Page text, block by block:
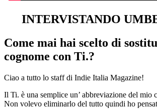
INTERVISTANDO
Come mai hai scelto di
cognome con Ti.?
Ciao a tutto lo staff di Indie Italia Magazine!
Il Ti. è una semplice un’ abbreviazione del mio
Non volevo eliminarlo del tutto quindi ho